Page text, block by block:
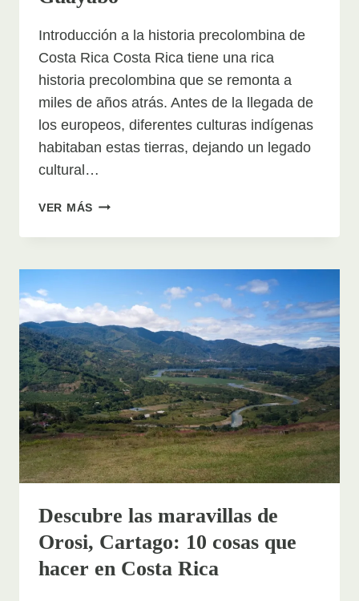
Introducción a la historia precolombina de
Costa Rica Costa Rica tiene una rica
historia precolombina que se remonta a
miles de años atrás. Antes de la llegada de
los europeos, diferentes culturas indígenas
habitaban estas tierras, dejando un legado
cultural…
VER MÁS EXPLORANDO
HISTORIA
RICA:
EL
MONUMENTO
NACIONAL
GUAYABO
Descubre las maravillas de
Orosi, Cartago: 10 cosas que
hacer en Costa Rica